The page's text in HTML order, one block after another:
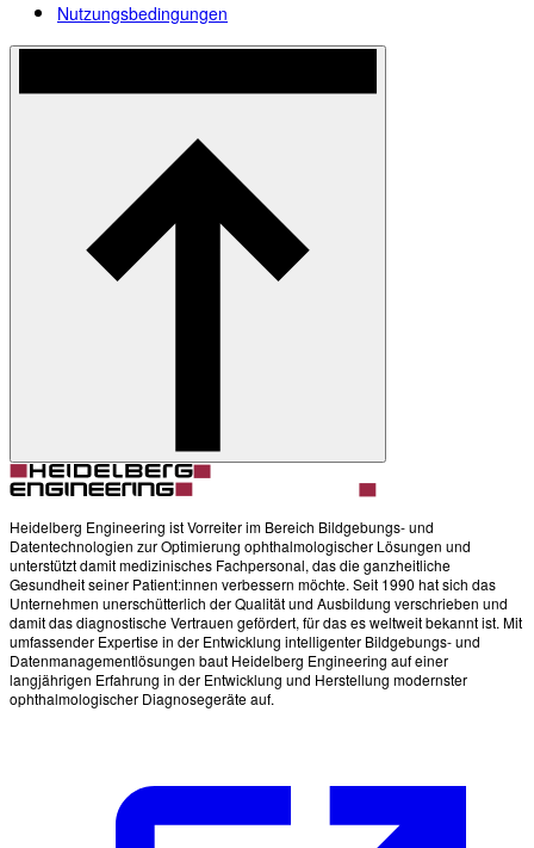
Nutzungsbedingungen
Heidelberg Engineering ist Vorreiter im Bereich Bildgebungs- und
Datentechnologien zur Optimierung ophthalmologischer Lösungen und
unterstützt damit medizinisches Fachpersonal, das die ganzheitliche
Gesundheit seiner Patient:innen verbessern möchte. Seit 1990 hat sich das
Unternehmen unerschütterlich der Qualität und Ausbildung verschrieben und
damit das diagnostische Vertrauen gefördert, für das es weltweit bekannt ist. Mit
umfassender Expertise in der Entwicklung intelligenter Bildgebungs- und
Datenmanagementlösungen baut Heidelberg Engineering auf einer
langjährigen Erfahrung in der Entwicklung und Herstellung modernster
ophthalmologischer Diagnosegeräte auf.